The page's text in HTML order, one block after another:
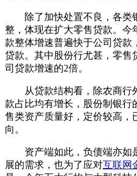
除了加快处置不良，各类
整，体现在扩大零售贷款。今
款整体增速普遍快于公司贷款
贷款。其中股份行尤甚，零售
司贷款增速的2倍。
从贷款结构看，除农商行
款占比均有增长，股份制银行
售类资产质量好，定价较高，
向。
资产端如此，负债端亦如
展的需求，也为了应对互联网